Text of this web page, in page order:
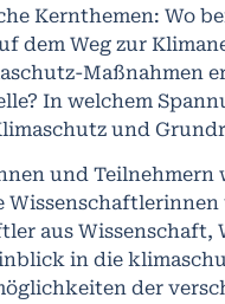
Kernthemen: Wo
dem Weg zur
Maßnahmen
In welchem
und
und Teilnehmern
Wissenschaftlerinnen
aus
in die
der